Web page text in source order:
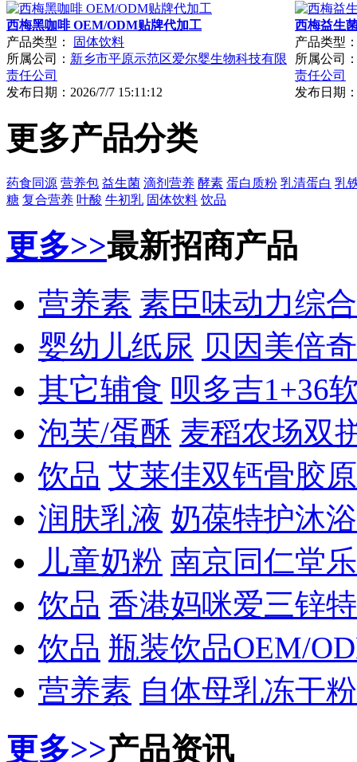
西梅黑咖啡 OEM/ODM贴牌代加工
产品类型：
固体饮料
所属公司： 新乡市平原示范区爱尔婴生物科技有限
责任公司
发布日期： 2026/7/7 15:11:12
西梅益生
产品类型
所属公司
责任公司
发布日期
更多产品分类
药食同源 营养包 益生菌 滴剂营养 酵素 蛋白质粉 乳清蛋白 乳
糖 复合营养 叶酸 牛初乳 固体饮料 饮品
更多>>最新招商产品
营养素 素臣味动力综
婴幼儿纸尿 贝因美倍
其它辅食 呗多吉1+36
泡芙/蛋酥 麦稻农场双
饮品 艾莱佳双钙骨胶
润肤乳液 奶葆特护沐
儿童奶粉 南京同仁堂
饮品 香港妈咪爱三锌
饮品 瓶装饮品OEM/
营养素 自体母乳冻干
更多>>产品资讯